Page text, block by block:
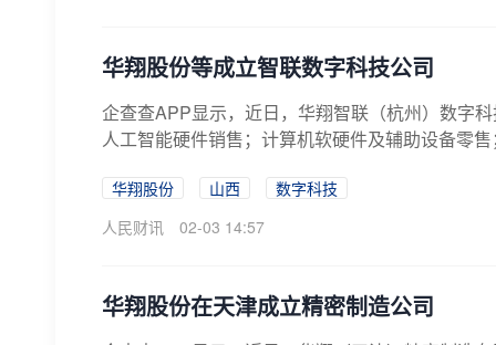
华翔股份等成立智联数字科技公司
企查查APP显示，近日，华翔智联（杭州）数字
人工智能硬件销售；计算机软硬件及辅助设备零
华翔股份 山西
数字科技
人民财讯
02-03 14:57
华翔股份在天津成立精密制造公司